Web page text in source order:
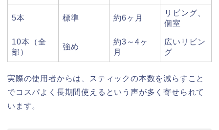
5本 標準 約6ヶ月
リビング、
個室
10本（全
部）
強め
約3～4ヶ
月
広いリビン
グ
実際の使用者からは、スティックの本数を減らすこと
でコスパよく長期間使えるという声が多く寄せられて
います。